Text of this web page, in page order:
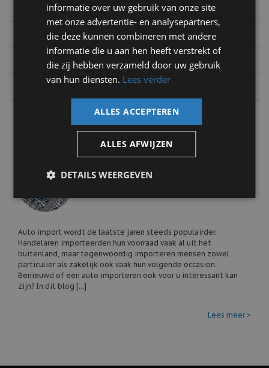
voordelen van import
Auto import wordt de laatste jaren steeds populairder.
Handelaren importeerden hun voorraad vaak al uit het
buitenland, maar tegenwoordig importeren mensen zowel
particulier als zakelijk ook vaak hun volgende occasion.
Benieuwd of een auto importeren ook voor u interessant kan
zijn? In dit blog [...]
Lees meer >
informatie over uw gebruik van onze site
met onze advertentie- en analysepartners,
die deze kunnen combineren met andere
informatie die u aan hen heeft verstrekt of
die zij hebben verzameld door uw gebruik
van hun diensten. Lees verder
ALLES ACCEPTEREN
ALLES AFWIJZEN
DETAILS WEERGEVEN